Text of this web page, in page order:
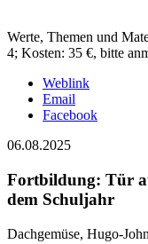
Werte, Themen und
4; Kosten: 35 €, bitte
Weblink
Email
Facebook
06.08.2025
Fortbildung: Tür
dem Schuljahr
Dachgemüse, Hugo-